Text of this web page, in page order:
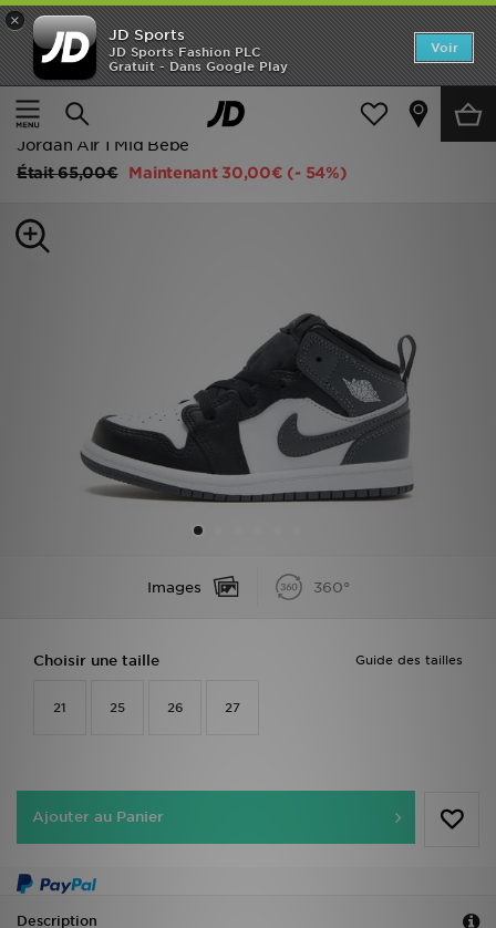
×
JD Sports
JD Sports Fashion PLC
Gratuit - Dans Google Play
Voir
Accueil
Enfant
Chaussures Bébé (Tailles 16 à 27)
Jordan Air 1 Mid Bébé
Était65,00€ Maintenant 30,00€ (- 54%)
Images 360°
Guide des tailles
Choisir une taille
21 25 26 27
Ajouter au Panier
Description
Accueil
Nouveautés
Homme
Enfant
PROMOS
Suivre Ma Commande